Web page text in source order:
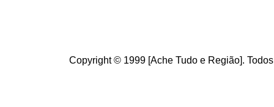
Copyright © 1999 [Ache Tudo e Região].